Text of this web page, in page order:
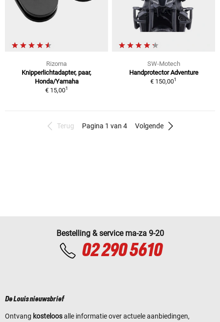
Rizoma
Knipperlichtadapter, paar,
Honda/Yamaha
€ 15,001
SW-Motech
Handprotector Adventure
€ 150,001
Terug Pagina 1 van 4 Volgende
Bestelling & service ma-za 9-20
02 290 5610
De Louis nieuwsbrief
Ontvang kosteloosalle informatie over actuele aanbiedingen,